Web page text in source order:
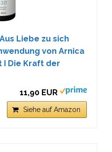
Liebe zu sich
von Arnica
I Die Kraft der
11,90 EUR
Siehe auf Amazon